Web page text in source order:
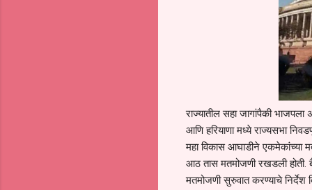
राज्यातील सहा जागांपैकी
आणि हरियाणा मध्ये राज्यसभा
महा विकास आघाडीने एकमेकांच्या
आठ तास मतमोजणी रखडली होती.
मतमोजणी सुरुवात करण्याचे